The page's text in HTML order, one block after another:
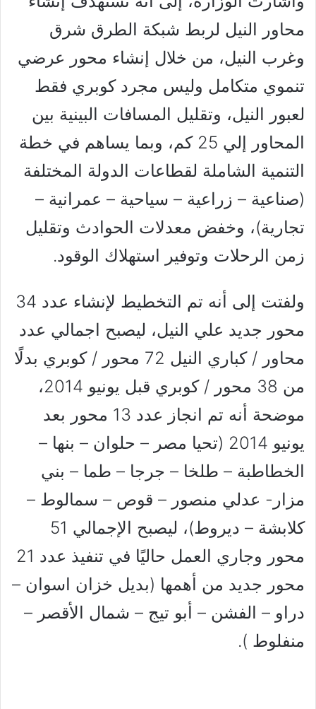
محاور النيل لربط شبكة الطرق شرق
وغرب النيل، من خلال إنشاء محور عرضي
تنموي متكامل وليس مجرد كوبري فقط
لعبور النيل، وتقليل المسافات البينية بين
المحاور إلي 25 كم، وبما يساهم في خطة
التنمية الشاملة لقطاعات الدولة المختلفة
(صناعية – زراعية – سياحية – عمرانية –
تجارية)، وخفض معدلات الحوادث وتقليل
زمن الرحلات وتوفير استهلاك الوقود.
ولفتت إلى أنه تم التخطيط لإنشاء عدد 34
محور جديد علي النيل، ليصبح اجمالي عدد
محاور / كباري النيل 72 محور / كوبري بدلًا
من 38 محور / كوبري قبل يونيو 2014،
موضحة أنه تم انجاز عدد 13 محور بعد
يونيو 2014 (تحيا مصر – حلوان – بنها –
الخطاطبة – طلخا – جرجا – طما – بني
مزار- عدلي منصور – قوص – سمالوط –
كلابشة – ديروط)، ليصبح الإجمالي 51
محور وجاري العمل حاليًا في تنفيذ عدد 21
محور جديد من أهمها (بديل خزان اسوان –
دراو – الفشن – أبو تيج – شمال الأقصر –
منفلوط ).